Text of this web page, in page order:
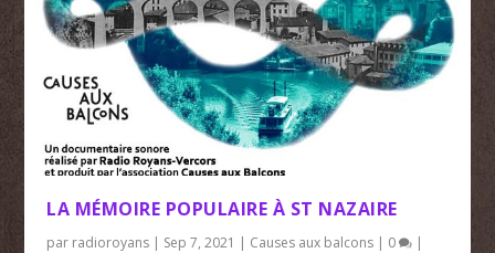
LA MÉMOIRE POPULAIRE À ST NAZAIRE
par radioroyans | Sep 7, 2021 | Causes aux balcons | 0 |